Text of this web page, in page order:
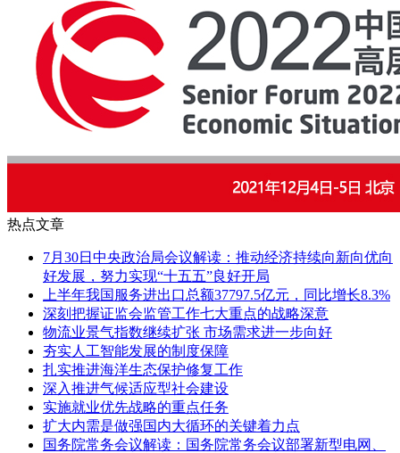
热点文章
7月30日中央政治局会议解读：推动经济持续向新向优向
好发展，努力实现“十五五”良好开局
上半年我国服务进出口总额37797.5亿元，同比增长8.3%
深刻把握证监会监管工作七大重点的战略深意
物流业景气指数继续扩张 市场需求进一步向好
夯实人工智能发展的制度保障
扎实推进海洋生态保护修复工作
深入推进气候适应型社会建设
实施就业优先战略的重点任务
扩大内需是做强国内大循环的关键着力点
国务院常务会议解读：国务院常务会议部署新型电网、